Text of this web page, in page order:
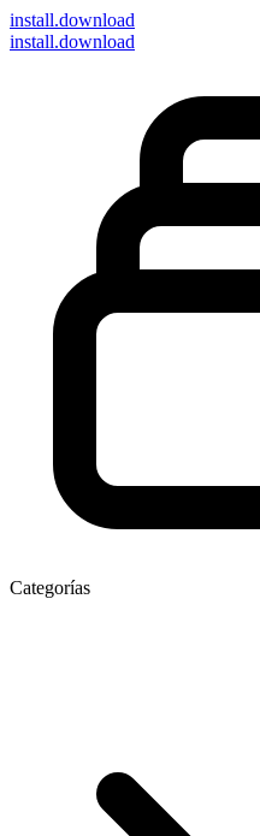
install.download
install.download
Categorías